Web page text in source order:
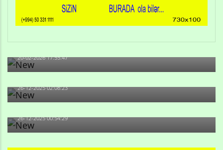
Qulu Məhərrəmli: Sosial şəbəkələrdə söyüş niyə artıb?
20-02-2026 17:55:47
Məni bura NAZİR GÖNDƏRİB - 1937-ci ildən fəaliyyətdə
26-12-2025 02:08:23
-Ay qız, sən məhkəməni udmayacaqsan... Sən bilirsən
də, məni...
26-12-2025 00:54:29